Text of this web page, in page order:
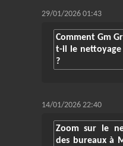
29/01/2026 01:43
Comment Gm
t-il le nettoyage
?
14/01/2026 22:40
Zoom sur le
des bureaux à